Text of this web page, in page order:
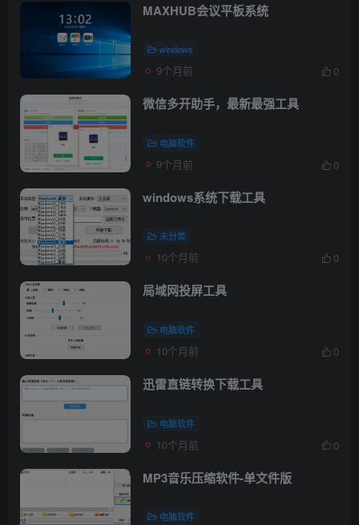
MAXHUB会议平板系统
windows
9个月前 0
微信多开助手，最新最强工具
电脑软件
9个月前 0
windows系统下载工具
未分类
10个月前 0
局域网投屏工具
电脑软件
10个月前 0
迅雷直链转换下载工具
电脑软件
10个月前 0
MP3音乐压缩软件-单文件版
电脑软件